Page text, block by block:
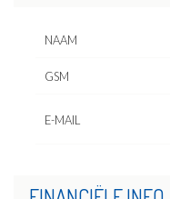
NAAM
GSM
E-MAIL